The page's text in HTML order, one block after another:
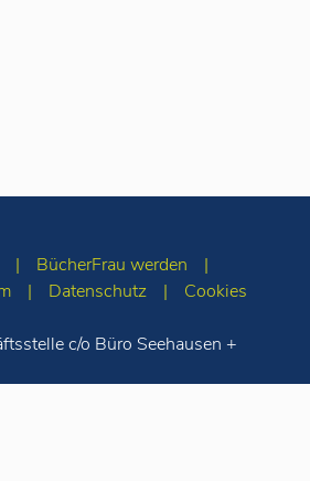
BücherFrau werden
Datenschutz Cookies
c/o Büro Seehausen +